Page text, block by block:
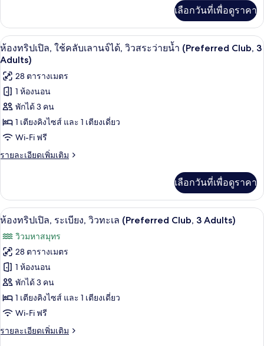
Persons)
สระ
ว่าย
น้ำ
เกี่ยว
กับ
ห้อง
ดับเบิล,
วิว
สระ
ว่าย
น้ำ
เลือกวันที่เพื่อดูราคา
เปิด
ภาพถ่าย
ทั้งหมด
ของ
ห้อง
ทริปเปิล,
ใช้
คลับ
นจ์
ได้,
วิว
สระ
ว่าย
น้ำ
(Preferred
Club,
Adults)
มินิบาร์, ตู้นิรภัยในห้องพัก, โต๊ะทำงาน,
4
ห้องทริปเปิล, ใช้คลับเลานจ์ได้, วิวสระว่ายน้ำ (Preferred Club, 3
Adults)
28 ตารางเมตร
1 ห้องนอน
พักได้ 3 คน
1 เตียงคิงไซส์ และ 1 เตียงเดี่ยว
Wi-Fi ฟรี
รายละเอียดเพิ่มเติม
ราย
เกี่ยว
กับ
ห้อง
ใช้
คลับ
เลา
นจ์
ได้,
วิว
สระ
ว่าย
(Preferred
เลือกวันที่เพื่อดูราคา
เปิด
ภาพถ่าย
ทั้งหมด
ของ
ห้อง
ทริปเปิล,
ระเบียง,
วิว
ห้องทริปเปิล, ระเบียง, วิวทะเล
4
ห้องทริปเปิล, ระเบียง, วิวทะเล (Preferred Club, 3 Adults)
วิวมหาสมุทร
28 ตารางเมตร
1 ห้องนอน
พักได้ 3 คน
1 เตียงคิงไซส์ และ 1 เตียงเดี่ยว
Wi-Fi ฟรี
รายละเอียดเพิ่มเติม
ราย